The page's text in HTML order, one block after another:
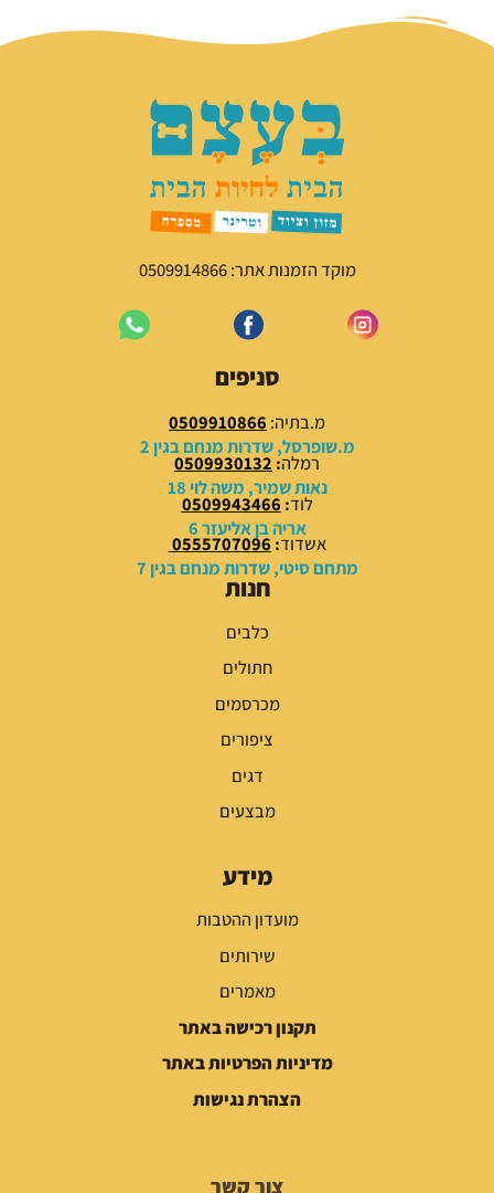
מוקד הזמנות אתר: 0509914866
סניפים
מ.בתיה: 0509910866
מ.שופרסל, שדרות מנחם בגין 2
רמלה:
0509930132
נאות שמיר, משה לוי 18
לוד:
0509943466
אריה בן אליעזר 6
אשדוד:
0555707096
מתחם סיטי, שדרות מנחם בגין 7
חנות
כלבים
חתולים
מכרסמים
ציפורים
דגים
מבצעים
מידע
מועדון ההטבות
שירותים
מאמרים
תקנון רכישה באתר
מדיניות הפרטיות באתר
הצהרת נגישות
צור קשר